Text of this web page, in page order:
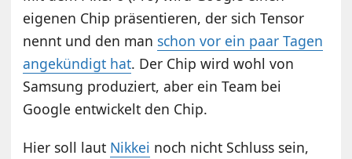
eigenen Chip präsentieren, der sich Tensor
nennt und den man schon vor ein paar Tagen
angekündigt hat. Der Chip wird wohl von
Samsung produziert, aber ein Team bei
Google entwickelt den Chip.
Hier soll laut Nikkei noch nicht Schluss sein,